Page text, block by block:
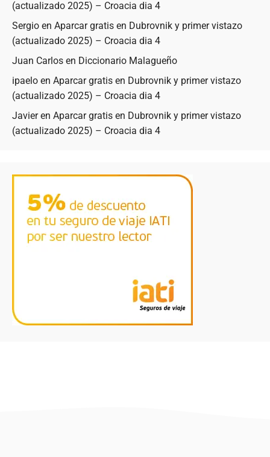
(actualizado 2025) – Croacia dia 4
Sergio en Aparcar gratis en Dubrovnik y primer vistazo
(actualizado 2025) – Croacia dia 4
Juan Carlos en Diccionario Malagueño
ipaelo en Aparcar gratis en Dubrovnik y primer vistazo
(actualizado 2025) – Croacia dia 4
Javieren Aparcar gratis en Dubrovnik y primer vistazo
(actualizado 2025) – Croacia dia 4